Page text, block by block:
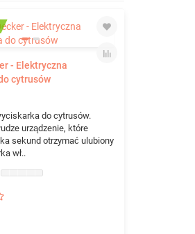
- Elektryczna
cytrusów
do cytrusów.
urządzenie, które
sekund otrzymać ulubiony
wł..